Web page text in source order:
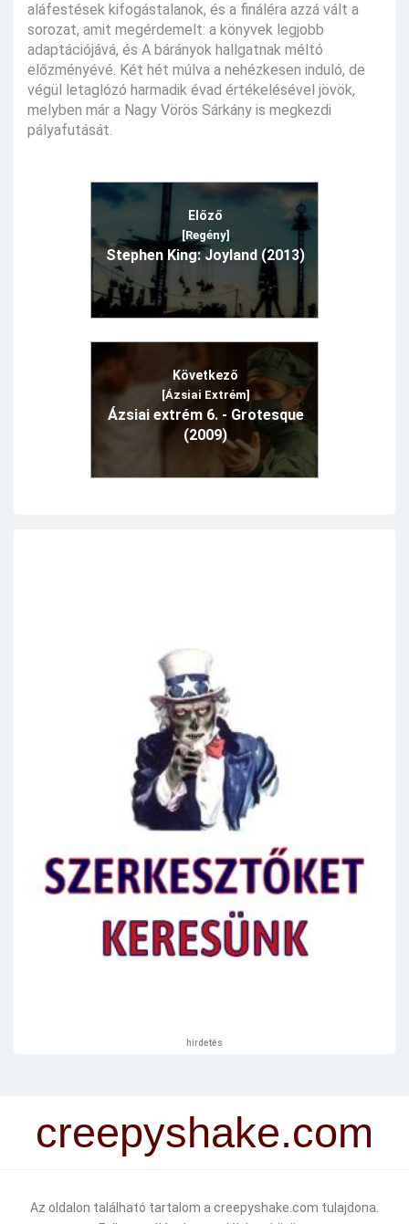
aláfestések kifogástalanok, és a fináléra azzá vált a
sorozat, amit megérdemelt: a könyvek legjobb
adaptációjává, és A bárányok hallgatnak méltó
előzményévé. Két hét múlva a nehézkesen induló, de
végül letaglózó harmadik évad értékelésével jövök,
melyben már a Nagy Vörös Sárkány is megkezdi
pályafutását.
Előző
[Regény]
Stephen King: Joyland (2013)
Következő
[Ázsiai Extrém]
Ázsiai extrém 6. - Grotesque
(2009)
hirdetés
creepyshake.com
Az oldalon található tartalom a creepyshake.com tulajdona.